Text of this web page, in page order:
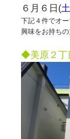
６月６日(土
下記４件でオ
興味をお持ち
◆美原２